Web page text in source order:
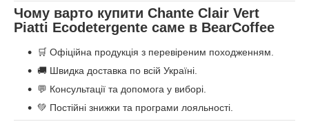
Чому варто купити Chante Clair Vert
Piatti Ecodetergente саме в BearCoffee
🛒 Офіційна продукція з перевіреним походженням.
🚚 Швидка доставка по всій Україні.
💬 Консультації та допомога у виборі.
💚 Постійні знижки та програми лояльності.